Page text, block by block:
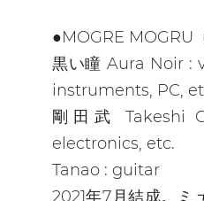
●MOGRE MOGRU
黒い瞳 Aura Noir :
instruments, PC,
剛田武 Takeshi
electronics, etc.
Tanao : guitar
2021年7月結成。ミ